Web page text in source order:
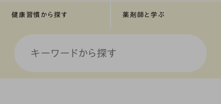
健康習慣から探す 薬剤師と学ぶ